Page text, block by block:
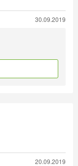
30.09.2019
20.09.2019